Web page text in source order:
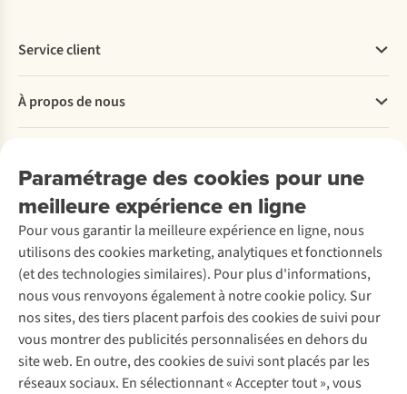
Paramétrage des cookies pour une
meilleure expérience en ligne
Pour vous garantir la meilleure expérience en ligne, nous
utilisons des cookies marketing, analytiques et fonctionnels
(et des technologies similaires). Pour plus d'informations,
nous vous renvoyons également à notre cookie policy. Sur
nos sites, des tiers placent parfois des cookies de suivi pour
vous montrer des publicités personnalisées en dehors du
site web. En outre, des cookies de suivi sont placés par les
réseaux sociaux. En sélectionnant « Accepter tout », vous
Service client
Commander
Payer
Retourner
Rétractation d'une commande
Entretien & réparations
Garantie
Contactez-nous
À propos de nous
Entreprise responsable
À propos d’Ayacucho
Nos magasins
À propos d’A.S.Adventure
Déclaration d'accessibilité
Location / Location sports d’hiver
Seconde-main
Entretien de ski
Service de lavage
Entretien de chaussures
Réparation de chaussures
Réparation de vêtements
Retouches
Pour les entreprises
Découvrez
A.S.Magazine
Explore Camp
Expertise & conseils
Abonnez-vous à la newsletter
Suivez-nous